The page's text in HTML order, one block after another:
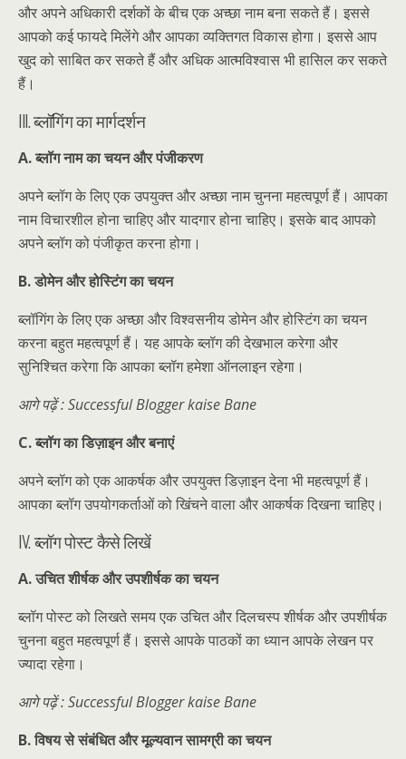
और अपने अधिकारी दर्शकों के बीच एक अच्छा नाम बना सकते हैं। इससे
आपको कई फायदे मिलेंगे और आपका व्यक्तिगत विकास होगा। इससे आप
खुद को साबित कर सकते हैं और अधिक आत्मविश्वास भी हासिल कर सकते
हैं।
III. ब्लॉगिंग का मार्गदर्शन
A. ब्लॉग नाम का चयन और पंजीकरण
अपने ब्लॉग के लिए एक उपयुक्त और अच्छा नाम चुनना महत्वपूर्ण हैं। आपका
नाम विचारशील होना चाहिए और यादगार होना चाहिए। इसके बाद आपको
अपने ब्लॉग को पंजीकृत करना होगा।
B. डोमेन और होस्टिंग का चयन
ब्लॉगिंग के लिए एक अच्छा और विश्वसनीय डोमेन और होस्टिंग का चयन
करना बहुत महत्वपूर्ण हैं। यह आपके ब्लॉग की देखभाल करेगा और
सुनिश्चित करेगा कि आपका ब्लॉग हमेशा ऑनलाइन रहेगा।
आगे पढ़ें : Successful Blogger kaise Bane
C. ब्लॉग का डिज़ाइन और बनाएं
अपने ब्लॉग को एक आकर्षक और उपयुक्त डिज़ाइन देना भी महत्वपूर्ण हैं।
आपका ब्लॉग उपयोगकर्ताओं को खिंचने वाला और आकर्षक दिखना चाहिए।
IV. ब्लॉग पोस्ट कैसे लिखें
A. उचित शीर्षक और उपशीर्षक का चयन
ब्लॉग पोस्ट को लिखते समय एक उचित और दिलचस्प शीर्षक और उपशीर्षक
चुनना बहुत महत्वपूर्ण हैं। इससे आपके पाठकों का ध्यान आपके लेखन पर
ज्यादा रहेगा।
आगे पढ़ें : Successful Blogger kaise Bane
B. विषय से संबंधित और मूल्यवान सामग्री का चयन